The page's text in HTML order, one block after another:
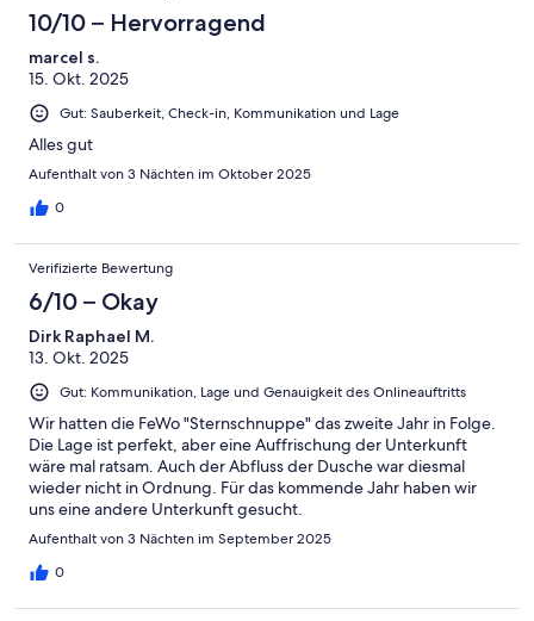
10/10 – Hervorragend
marcel s.
15. Okt. 2025
Gut: Sauberkeit, Check-in, Kommunikation und Lage
Alles gut
Aufenthalt von 3 Nächten im Oktober 2025
0
Verifizierte Bewertung
6/10 – Okay
Dirk Raphael M.
13. Okt. 2025
Gut: Kommunikation, Lage und Genauigkeit des Onlineauftritts
Wir hatten die FeWo "Sternschnuppe" das zweite Jahr in Folge.
Die Lage ist perfekt, aber eine Auffrischung der Unterkunft
wäre mal ratsam. Auch der Abfluss der Dusche war diesmal
wieder nicht in Ordnung. Für das kommende Jahr haben wir
uns eine andere Unterkunft gesucht.
Aufenthalt von 3 Nächten im September 2025
0